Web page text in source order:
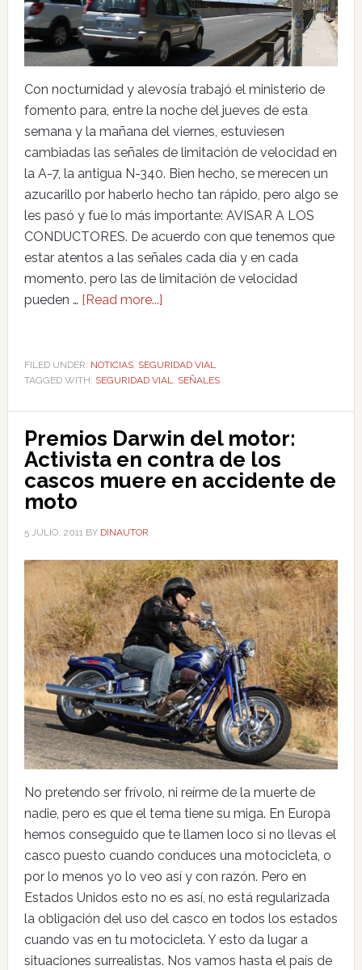
Con nocturnidad y alevosía trabajó el ministerio de
fomento para, entre la noche del jueves de esta
semana y la mañana del viernes, estuviesen
cambiadas las señales de limitación de velocidad en
la A-7, la antigua N-340. Bien hecho, se merecen un
azucarillo por haberlo hecho tan rápido, pero algo se
les pasó y fue lo más importante: AVISAR A LOS
CONDUCTORES. De acuerdo con que tenemos que
estar atentos a las señales cada día y en cada
momento, pero las de limitación de velocidad
pueden … [Read more...]
FILED UNDER: NOTICIAS, SEGURIDAD VIAL
TAGGED WITH: SEGURIDAD VIAL, SEÑALES
Premios Darwin del motor:
Activista en contra de los
cascos muere en accidente de
moto
5 JULIO, 2011BY DINAUTOR
No pretendo ser frívolo, ni reírme de la muerte de
nadie, pero es que el tema tiene su miga. En Europa
hemos conseguido que te llamen loco si no llevas el
casco puesto cuando conduces una motocicleta, o
por lo menos yo lo veo así y con razón. Pero en
Estados Unidos esto no es así, no está regularizada
la obligación del uso del casco en todos los estados
cuando vas en tu motocicleta. Y esto da lugar a
situaciones surrealistas. Nos vamos hasta el país de